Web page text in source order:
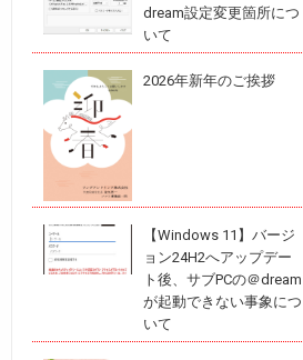
dream設定変更箇所につ
いて
2026年新年のご挨拶
【Windows 11】バージ
ョン24H2へアップデー
ト後、サブPCの＠dream
が起動できない事象につ
いて